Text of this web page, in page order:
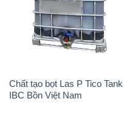
Chất tạo bọt Las P Tico Tank
IBC Bồn Việt Nam